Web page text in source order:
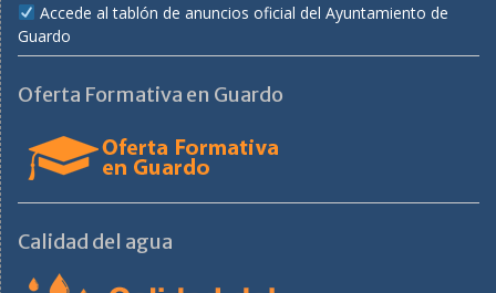
Accede al tablón de anuncios oficial del Ayuntamiento de
Guardo
Oferta Formativa en Guardo
Calidad del agua